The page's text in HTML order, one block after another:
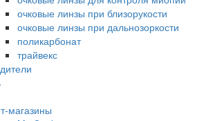
очковые линзы при близорукости
очковые линзы при дальнозоркости
поликарбонат
трайвекс
магазины